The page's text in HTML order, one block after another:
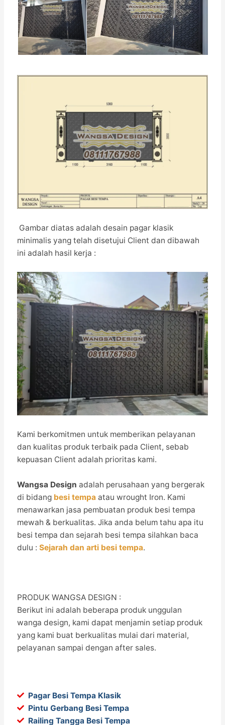
Gambar diatas adalah desain pagar klasik
minimalis yang telah disetujui Client dan dibawah
ini adalah hasil kerja :
Kami berkomitmen untuk memberikan pelayanan
dan kualitas produk terbaik pada Client, sebab
kepuasan Client adalah prioritas kami.
Wangsa Design adalah perusahaan yang bergerak
di bidang besi tempa atau wrought Iron. Kami
menawarkan jasa pembuatan produk besi tempa
mewah & berkualitas. Jika anda belum tahu apa itu
besi tempa dan sejarah besi tempa silahkan baca
dulu : Sejarah dan arti besi tempa.
PRODUK WANGSA DESIGN :
Berikut ini adalah beberapa produk unggulan
wanga design, kami dapat menjamin setiap produk
yang kami buat berkualitas mulai dari material,
pelayanan sampai dengan after sales.
Pagar Besi Tempa Klasik
Pintu Gerbang Besi Tempa
Railing Tangga Besi Tempa